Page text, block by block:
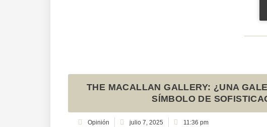
THE MACALLAN GALLERY: ¿UNA
SÍMBOLO DE
Opinión julio 7, 2025 11:36 pm